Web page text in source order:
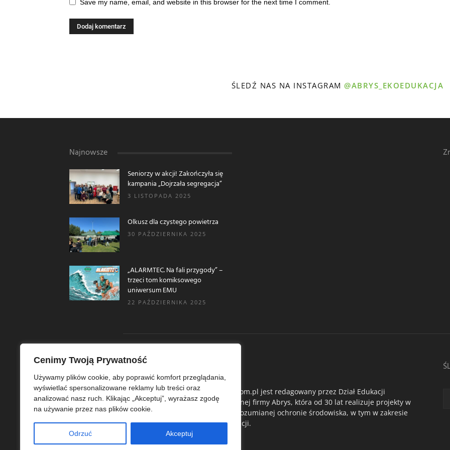
Cenimy Twoją Prywatność
Używamy plików cookie, aby poprawić komfort przeglądania,
wyświetlać spersonalizowane reklamy lub treści oraz
analizować nasz ruch. Klikając „Akceptuj”, wyrażasz zgodę
na używanie przez nas plików cookie.
Odrzuć Akceptuj
Save my name, email, and website in this browser for the next time I comment.
ŚLEDŹ NAS NA INSTAGRAM@ABRYS_EKOEDUKACJA
Najnowsze
Seniorzy w akcji! Zakończyła się
kampania „Dojrzała segregacja”
3 LISTOPADA 2025
Olkusz dla czystego powietrza
30 PAŹDZIERNIKA 2025
„ALARMTEC. Na fali przygody” –
trzeci tom komiksowego
uniwersum EMU
22 PAŹDZIERNIKA 2025
Ekoedu.com.pl jest redagowany przez Dział Edukacji
Ekologicznej firmy Abrys, która od 30 lat realizuje projekty w
szeroko rozumianej ochronie środowiska, w tym w zakresie
ekoedukacji.